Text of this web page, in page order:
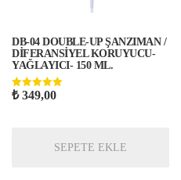
DB-04 DOUBLE-UP ŞANZIMAN /
DİFERANSİYEL KORUYUCU-
YAĞLAYICI- 150 ML.
5 üzerinden
₺349,00
SEPETE EKLE